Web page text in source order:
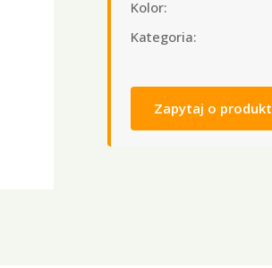
Kolor:
Kategoria:
Zapytaj o produkt